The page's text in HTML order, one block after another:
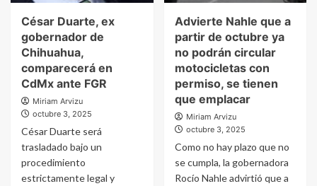
César Duarte, ex
gobernador de
Chihuahua,
comparecerá en
CdMx ante FGR
Miriam Arvizu
octubre 3, 2025
César Duarte será
trasladado bajo un
procedimiento
estrictamente legal y
Advierte Nahle que a
partir de octubre ya
no podrán circular
motocicletas con
permiso, se tienen
que emplacar
Miriam Arvizu
octubre 3, 2025
Como no hay plazo que no
se cumpla, la gobernadora
Rocío Nahle advirtió que a